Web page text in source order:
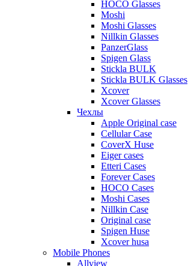
HOCO Glasses
Moshi
Moshi Glasses
Nillkin Glasses
PanzerGlass
Spigen Glass
Stickla BULK
Stickla BULK Glasses
Xcover
Xcover Glasses
Чехлы
Apple Original case
Cellular Case
CoverX Huse
Eiger cases
Etteri Cases
Forever Cases
HOCO Cases
Moshi Cases
Nillkin Case
Original case
Spigen Huse
Xcover husa
Mobile Phones
Allview